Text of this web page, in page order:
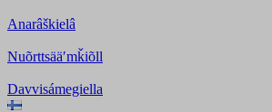
Anarâškielâ
Nuõrttsääʹmǩiõll
Davvisámegiella